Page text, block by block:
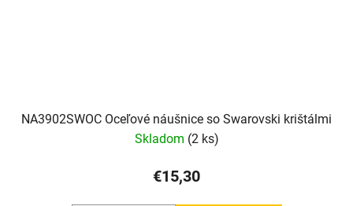
NA3902SWOC Oceľové náušnice so Swarovski krištálmi
Skladom (2 ks)
€15,30